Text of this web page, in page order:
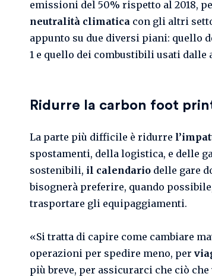
emissioni del 50% rispetto al 2018,
neutralità climatica con gli altri
appunto su due diversi piani: quello
1 e quello dei combustibili usati dalle
Ridurre la carbon foot
La parte più difficile è ridurre
spostamenti, della logistica, e delle
sostenibili, il calendario delle gare
bisognerà preferire, quando
trasportare gli equipaggiamenti.
«Si tratta di capire come cambiare
operazioni per spedire meno, per
più breve, per assicurarci che ciò